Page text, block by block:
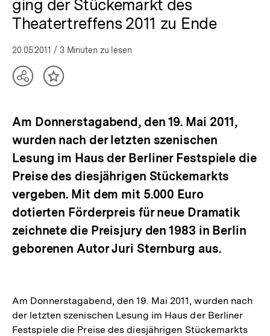
ging der Stückemarkt des
Theatertreffens 2011 zu Ende
20.05.2011 / 3 Minuten zu lesen
TeilenInhalt
Am Donnerstagabend, den 19. Mai 2011,
wurden nach der letzten szenischen
Lesung im Haus der Berliner Festspiele die
Preise des diesjährigen Stückemarkts
vergeben. Mit dem mit 5.000 Euro
dotierten Förderpreis für neue Dramatik
zeichnete die Preisjury den 1983 in Berlin
geborenen Autor Juri Sternburg aus.
Am Donnerstagabend, den 19. Mai 2011, wurden nach
der letzten szenischen Lesung im Haus der Berliner
Festspiele die Preise des diesjährigen Stückemarkts